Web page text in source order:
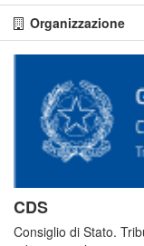
Organizzazione
CDS
Consiglio di Stato.